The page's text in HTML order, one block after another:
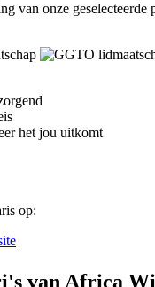
van onze geselecteerde
het jou uitkomt
op:
van Africa